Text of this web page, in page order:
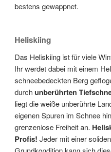
bestens gewappnet.
Heliskiing
Das Heliskiing ist für viele
Ihr werdet dabei mit einem
schneebedeckten Berg
durchunberührten
liegt die weiße unberührte
eigenen Spuren im Schnee
grenzenlose Freiheit an.
Profis! Jeder mit einer